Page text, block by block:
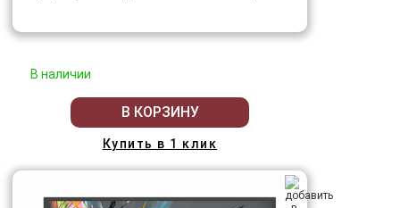
В наличии
В КОРЗИНУ
Купить в 1 клик